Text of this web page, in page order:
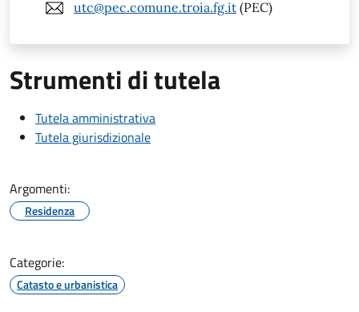
utc@pec.comune.troia.fg.it (PEC)
Strumenti di tutela
Tutela amministrativa
Tutela giurisdizionale
Argomenti:
Residenza
Categorie:
Catasto e urbanistica